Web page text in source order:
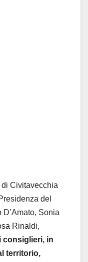
Civitavecchia
del
Sonia
Rinaldi,
consiglieri, in
territorio,